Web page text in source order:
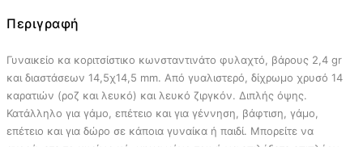
Περιγραφή
Γυναικείο κα κοριτσίστικο κωνσταντινάτο φυλαχτό, βάρους 2,4 gr
και διαστάσεων 14,5χ14,5 mm. Από γυαλιστερό, δίχρωμο χρυσό 14
καρατιών (ροζ και λευκό) και λευκό ζιργκόν. Διπλής όψης.
Κατάλληλο για γάμο, επέτειο και για γέννηση, βάφτιση, γάμο,
επέτειο και για δώρο σε κάποια γυναίκα ή παιδί. Μπορείτε να